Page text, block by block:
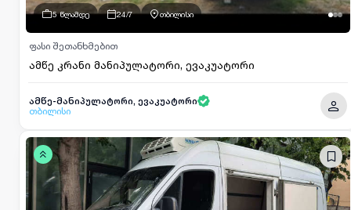
შედარებით პლატფორმაზე: services.ss.ge
5 წლამდე 24/7 თბილისი
ამწე კრანი მანიპულატორი, ევაკუატორი
ფასი შეთანხმებით
ამწე-მანიპულატორი, ევაკუატორი
თბილისი